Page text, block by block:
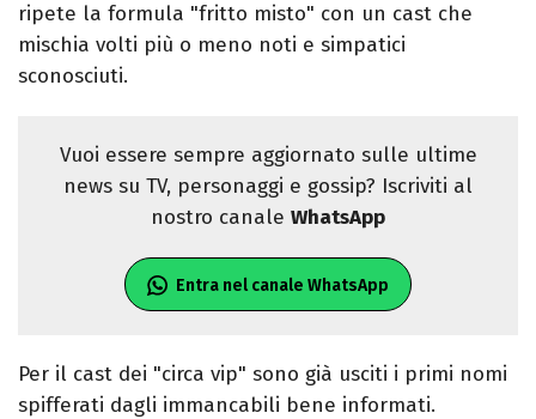
ripete la formula "fritto misto" con un cast che
mischia volti più o meno noti e simpatici
sconosciuti.
Vuoi essere sempre aggiornato sulle ultime
news su TV, personaggi e gossip? Iscriviti al
nostro canale WhatsApp
Entra nel canale WhatsApp
Per il cast dei "circa vip" sono già usciti i primi nomi
spifferati dagli immancabili bene informati.